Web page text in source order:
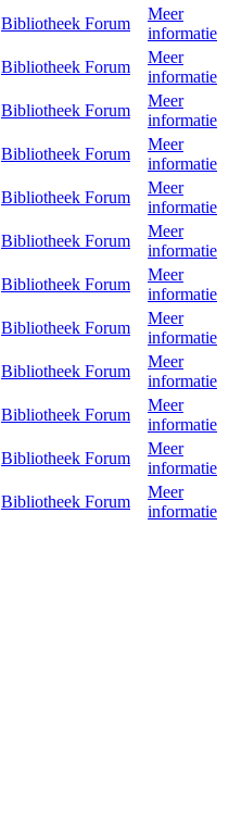
Bibliotheek Forum
Meer
informatie
Bibliotheek Forum
Meer
informatie
Bibliotheek Forum
Meer
informatie
Bibliotheek Forum
Meer
informatie
Bibliotheek Forum
Meer
informatie
Bibliotheek Forum
Meer
informatie
Bibliotheek Forum
Meer
informatie
Bibliotheek Forum
Meer
informatie
Bibliotheek Forum
Meer
informatie
Bibliotheek Forum
Meer
informatie
Bibliotheek Forum
Meer
informatie
Bibliotheek Forum
Meer
informatie